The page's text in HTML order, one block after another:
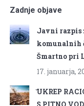
Zadnje objave
Javni razpis
komunalnih
Šmartno pri
17. januarja,
̌UKREP
S PITNO